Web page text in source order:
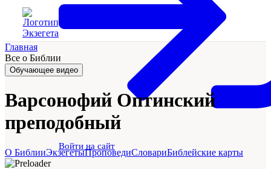
Войти на сайт
Главная
Все о Библии
Обучающее видео
Варсонофий Оптинский
преподобный
О БиблииЭкзегетыПроповедиСловариБиблейские карты